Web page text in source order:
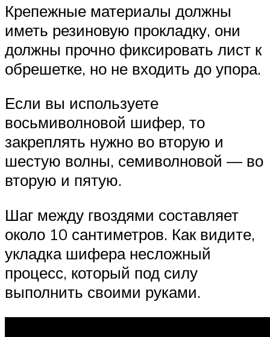
Крепежные материалы должны
иметь резиновую прокладку, они
должны прочно фиксировать лист к
обрешетке, но не входить до упора.
Если вы используете
восьмиволновой шифер, то
закреплять нужно во вторую и
шестую волны, семиволновой — во
вторую и пятую.
Шаг между гвоздями составляет
около 10 сантиметров. Как видите,
укладка шифера несложный
процесс, который под силу
выполнить своими руками.